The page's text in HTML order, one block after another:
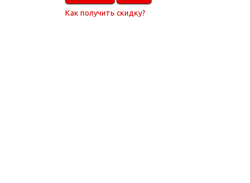
Как получить скидку?